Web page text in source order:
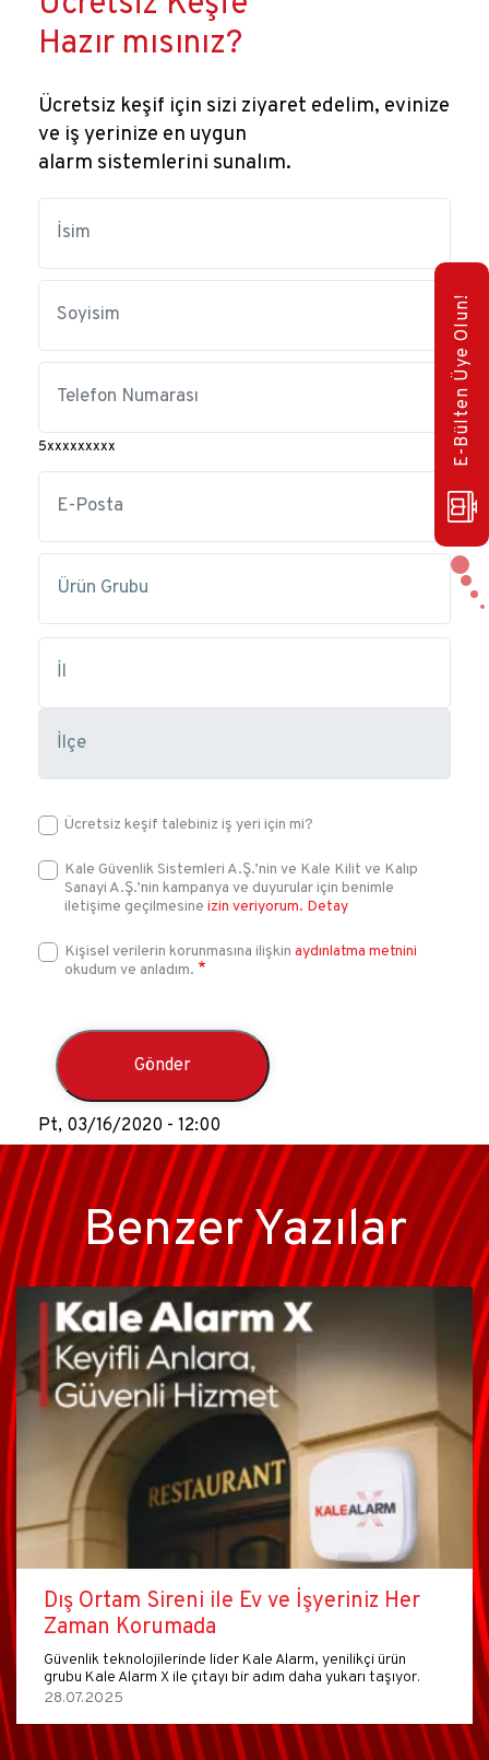
Hazır mısınız?
Ücretsiz keşif için sizi ziyaret edelim, evinize
ve iş yerinize en uygun
alarm sistemlerini sunalım.
5xxxxxxxxx
Ücretsiz keşif talebiniz iş yeri için mi?
Kale Güvenlik Sistemleri A.Ş.’nin ve Kale Kilit ve Kalıp
Sanayi A.Ş.’nin kampanya ve duyurular için benimle
iletişime geçilmesine izin veriyorum. Detay
Kişisel verilerin korunmasına ilişkin aydınlatma metnini
okudum ve anladım.
Pt, 03/16/2020 - 12:00
E-Bülten Üye Olun!
Benzer Yazılar
Dış Ortam Sireni ile Ev ve İşyeriniz Her
Zaman Korumada
Güvenlik teknolojilerinde lider Kale Alarm, yenilikçi ürün
grubu Kale Alarm X ile çıtayı bir adım daha yukarı taşıyor.
28.07.2025